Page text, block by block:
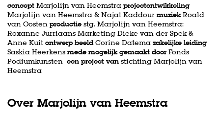
concept Marjolijn van Heemstra projectontwikkeling
Marjolijn van Heemstra & Najat Kaddour muziekRoald
van Oosten productie stg. Marjolijn van Heemstra:
Roxanne Jurriaans Marketing Dieke van der Spek &
Anne Kuit ontwerp beeldCorine Datema zakelijke leiding
Saskia Heerkens mede mogelijk gemaakt door Fonds
Podiumkunsten een project van stichting Marjolijn van
Heemstra
Over Marjolijn van Heemstra